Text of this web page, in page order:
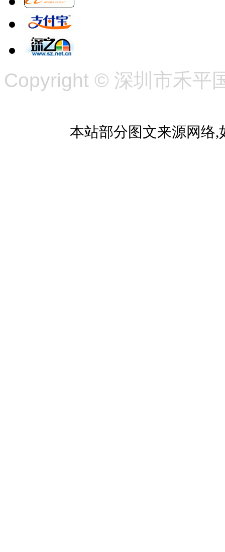
Copyright © 深圳市禾平
本站部分图文来源网络